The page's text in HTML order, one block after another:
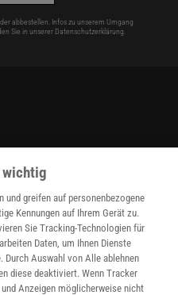
abbestellen. Infos zu unserem Umgang
Sie in unserer Datenschutzerklärung
wichtig
und greifen auf personenbezogene
Kennungen auf Ihrem Gerät zu.
Sie Tracking-Technologien für
Daten, um Ihnen Dienste
Durch Auswahl von Alle ablehnen
diese deaktiviert. Wenn Tracker
Anzeigen möglicherweise nicht